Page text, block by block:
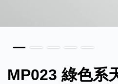
MP023 綠色系